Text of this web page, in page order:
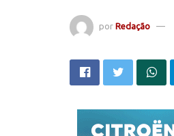
por Redação